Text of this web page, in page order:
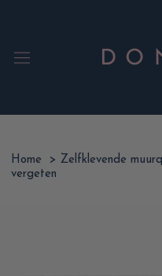
Ga
Home
> Zelfklevende
vergeten